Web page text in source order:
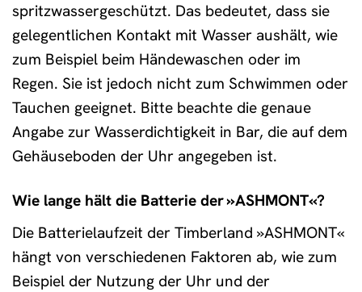
spritzwassergeschützt. Das bedeutet, dass sie
gelegentlichen Kontakt mit Wasser aushält, wie
zum Beispiel beim Händewaschen oder im
Regen. Sie ist jedoch nicht zum Schwimmen oder
Tauchen geeignet. Bitte beachte die genaue
Angabe zur Wasserdichtigkeit in Bar, die auf dem
Gehäuseboden der Uhr angegeben ist.
Wie lange hält die Batterie der »ASHMONT«?
Die Batterielaufzeit der Timberland »ASHMONT«
hängt von verschiedenen Faktoren ab, wie zum
Beispiel der Nutzung der Uhr und der